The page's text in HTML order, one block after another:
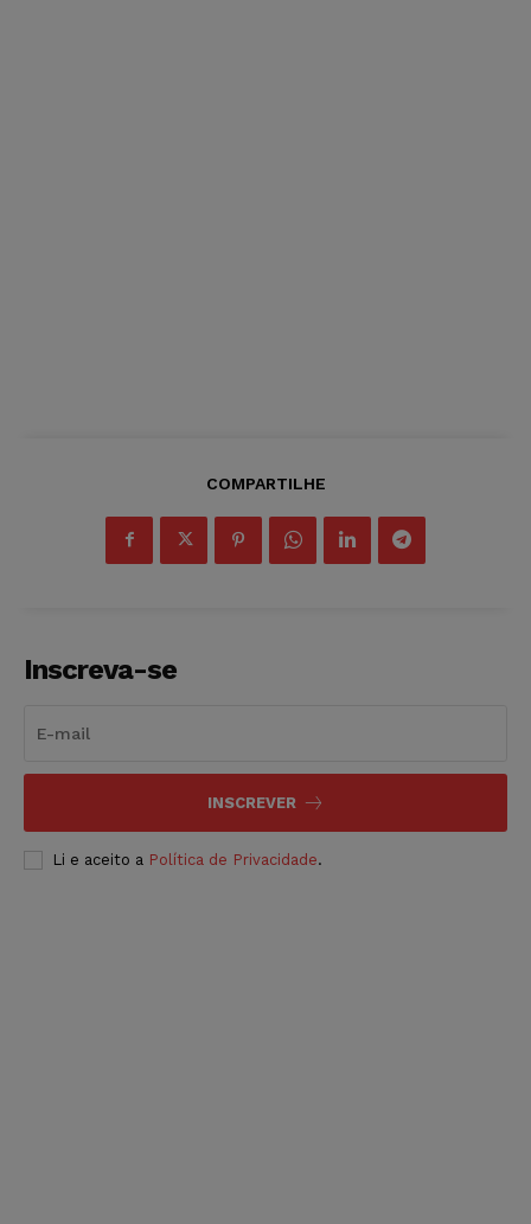
COMPARTILHE
Inscreva-se
INSCREVER
Li e aceito a Política de Privacidade.